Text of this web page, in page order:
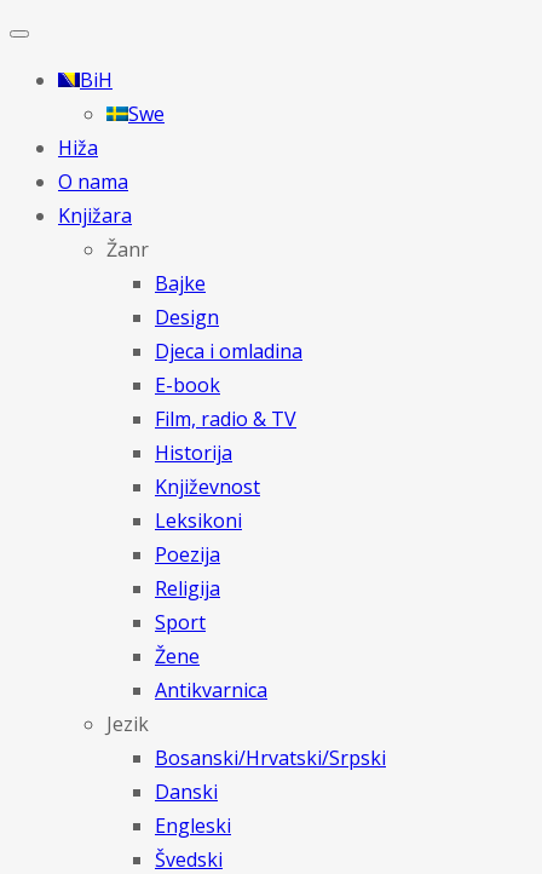
BiH
Swe
Hiža
O nama
Knjižara
Žanr
Bajke
Design
Djeca i omladina
E-book
Film, radio & TV
Historija
Književnost
Leksikoni
Poezija
Religija
Sport
Žene
Antikvarnica
Jezik
Bosanski/Hrvatski/Srpski
Danski
Engleski
Švedski